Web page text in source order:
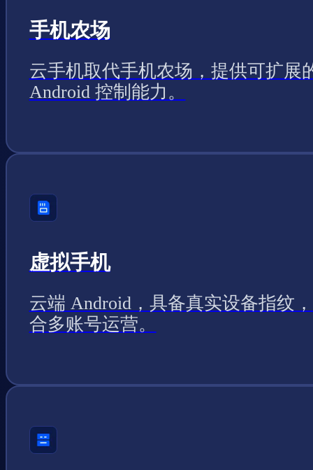
手机农场
云手机取代手机农场，提供可扩展
Android 控制能力。
虚拟手机
云端 Android，具备真实设备指纹
合多账号运营。